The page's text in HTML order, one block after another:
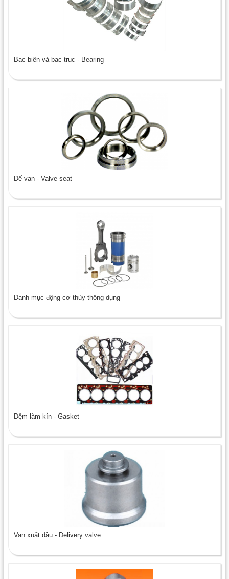
Bạc biên và bạc trục - Bearing
Đế van - Valve seat
Danh mục động cơ thủy thông dụng
Đệm làm kín - Gasket
Van xuất dầu - Delivery valve